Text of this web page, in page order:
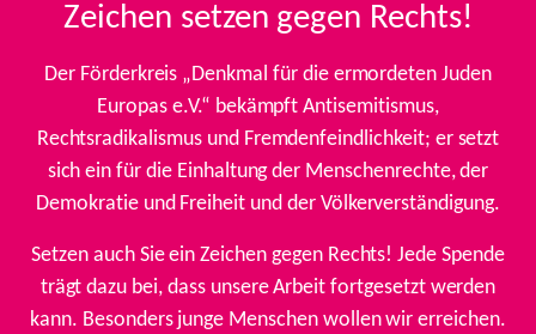
Zeichen setzen gegen Rechts!
Der Förderkreis „Denkmal für die ermordeten Juden
Europas e.V.“ bekämpft Antisemitismus,
Rechtsradikalismus und Fremdenfeindlichkeit; er setzt
sich ein für die Einhaltung der Menschenrechte, der
Demokratie und Freiheit und der Völkerverständigung.
Setzen auch Sie ein Zeichen gegen Rechts! Jede Spende
trägt dazu bei, dass unsere Arbeit fortgesetzt werden
kann. Besonders junge Menschen wollen wir erreichen.